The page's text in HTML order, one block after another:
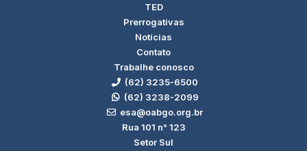
TED
Prerrogativas
Notícias
Contato
Trabalhe conosco
(62) 3235-6500
(62) 3238-2099
esa@oabgo.org.br
Rua 101 n° 123
Setor Sul